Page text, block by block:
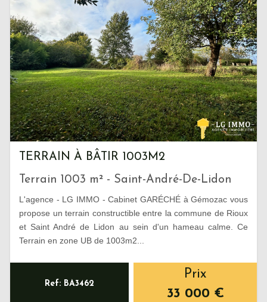
TERRAIN À BÂTIR 1003M2
Terrain 1003 m² - Saint-André-De-Lidon
L'agence - LG IMMO - Cabinet GARÉCHÉ à Gémozac vous
propose un terrain constructible entre la commune de Rioux
et Saint André de Lidon au sein d'un hameau calme. Ce
Terrain en zone UB de 1003m2...
Ref: BA3462
Prix
33 000 €